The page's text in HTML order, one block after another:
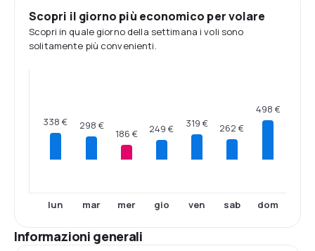
Scopri il giorno più economico per volare
Scopri in quale giorno della settimana i voli sono
solitamente più convenienti.
338 €
lun
298 €
mar
186 €
mer
249 €
gio
319 €
ven
262 €
sab
498 €
dom
Informazioni generali